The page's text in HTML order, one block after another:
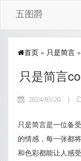
五图爵
首页 » 只是简言
只是简言
2024/05/20 |
只是简言是一位备
的情感，每一张都
和色彩都能让人感